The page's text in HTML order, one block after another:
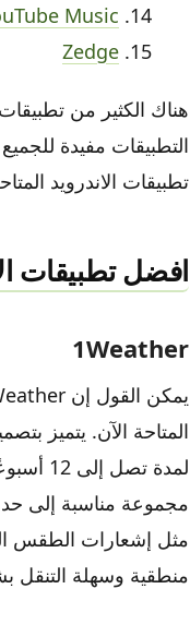
Music
Zedge
التطبيقات مفيدة
تطبيقات الاندرويد
افضل تطبيقات
1Weather
المتاحة الآن. يتميز
لمدة
مجموعة مناسبة إلى حد
مثل إشعارات الطقس
منطقية وسهلة